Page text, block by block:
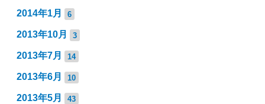
2014年1月 6
2013年10月 3
2013年7月 14
2013年6月 10
2013年5月 43